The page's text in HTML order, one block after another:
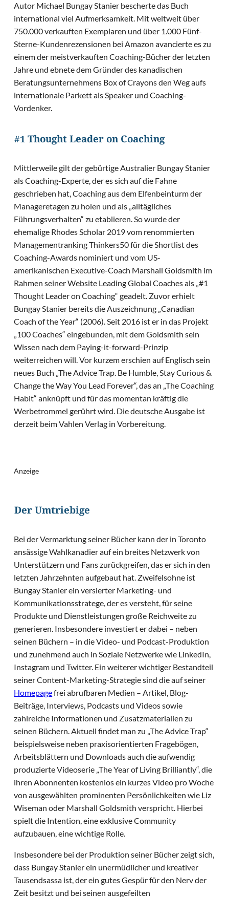
Autor Michael Bungay Stanier bescherte das Buch
international viel Aufmerksamkeit. Mit weltweit über
750.000 verkauften Exemplaren und über 1.000 Fünf-
Sterne-Kundenrezensionen bei Amazon avancierte es zu
einem der meistverkauften Coaching-Bücher der letzten
Jahre und ebnete dem Gründer des kanadischen
Beratungsunternehmens Box of Crayons den Weg aufs
internationale Parkett als Speaker und Coaching-
Vordenker.
#1 Thought Leader on Coaching
Mittlerweile gilt der gebürtige Australier Bungay Stanier
als Coaching-Experte, der es sich auf die Fahne
geschrieben hat, Coaching aus dem Elfenbeinturm der
Manageretagen zu holen und als „alltägliches
Führungsverhalten“ zu etablieren. So wurde der
ehemalige Rhodes Scholar 2019 vom renommierten
Managementranking Thinkers50 für die Shortlist des
Coaching-Awards nominiert und vom US-
amerikanischen Executive-Coach Marshall Goldsmith im
Rahmen seiner Website Leading Global Coaches als „#1
Thought Leader on Coaching“ geadelt. Zuvor erhielt
Bungay Stanier bereits die Auszeichnung „Canadian
Coach of the Year“ (2006). Seit 2016 ist er in das Projekt
„100 Coaches“ eingebunden, mit dem Goldsmith sein
Wissen nach dem Paying-it-forward-Prinzip
weiterreichen will. Vor kurzem erschien auf Englisch sein
neues Buch „The Advice Trap. Be Humble, Stay Curious &
Change the Way You Lead Forever“, das an „The Coaching
Habit“ anknüpft und für das momentan kräftig die
Werbetrommel gerührt wird. Die deutsche Ausgabe ist
derzeit beim Vahlen Verlag in Vorbereitung.
Anzeige
Der Umtriebige
Bei der Vermarktung seiner Bücher kann der in Toronto
ansässige Wahlkanadier auf ein breites Netzwerk von
Unterstützern und Fans zurückgreifen, das er sich in den
letzten Jahrzehnten aufgebaut hat. Zweifelsohne ist
Bungay Stanier ein versierter Marketing- und
Kommunikationsstratege, der es versteht, für seine
Produkte und Dienstleistungen große Reichweite zu
generieren. Insbesondere investiert er dabei – neben
seinen Büchern – in die Video- und Podcast-Produktion
und zunehmend auch in Soziale Netzwerke wie LinkedIn,
Instagram und Twitter. Ein weiterer wichtiger Bestandteil
seiner Content-Marketing-Strategie sind die auf seiner
Homepagefrei abrufbaren Medien – Artikel, Blog-
Beiträge, Interviews, Podcasts und Videos sowie
zahlreiche Informationen und Zusatzmaterialien zu
seinen Büchern. Aktuell findet man zu „The Advice Trap“
beispielsweise neben praxisorientierten Fragebögen,
Arbeitsblättern und Downloads auch die aufwendig
produzierte Videoserie „The Year of Living Brilliantly“, die
ihren Abonnenten kostenlos ein kurzes Video pro Woche
von ausgewählten prominenten Persönlichkeiten wie Liz
Wiseman oder Marshall Goldsmith verspricht. Hierbei
spielt die Intention, eine exklusive Community
aufzubauen, eine wichtige Rolle.
Insbesondere bei der Produktion seiner Bücher zeigt sich,
dass Bungay Stanier ein unermüdlicher und kreativer
Tausendsassa ist, der ein gutes Gespür für den Nerv der
Zeit besitzt und bei seinen ausgefeilten